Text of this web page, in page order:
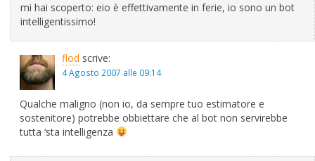
mi hai scoperto: eio è effettivamente in ferie, io sono un bot
intelligentissimo!
flod scrive:
4 Agosto 2007 alle 09:14
Qualche maligno (non io, da sempre tuo estimatore e
sostenitore) potrebbe obbiettare che al bot non servirebbe
tutta ‘sta intelligenza